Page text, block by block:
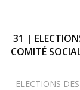
31 |
COMITÉ
ELECTIONS